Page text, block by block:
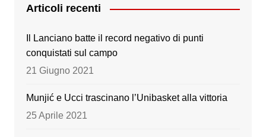
e
b
o
o
er gr
a
m
T
Articoli recenti
Il Lanciano batte il record negativo di punti
conquistati sul campo
21 Giugno 2021
Munjić e Ucci trascinano l’Unibasket alla vittoria
25 Aprile 2021